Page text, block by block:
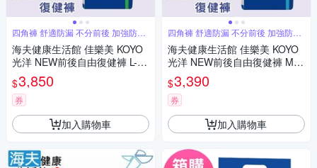
四角褲 舒適防漏 不分前後 加強防漏
褲型
海夫健康生活館 佳樂美 KOYO
光洋 NEW前後自由復健褲 L-LL
號 共48片
$3,850
券
加入購物車
四角褲 舒適防漏 不分前後 加強防漏
褲型
海夫健康生活館 佳樂美 KOYO
光洋 NEW前後自由復健褲 M號
共54片
$3,390
券
加入購物車